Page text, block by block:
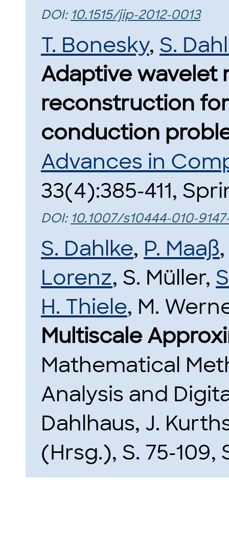
DOI: 10.1515/jip-2012-0013
T. Bonesky, S.
Adaptive wavelet
reconstruction
conduction
Advances in
33(4):385-411,
DOI: 10.1007/s10444-010-
S. Dahlke, P. Maaß
Lorenz, S. Müller,
H. Thiele, M.
Multiscale
Mathematical
Analysis and
Dahlhaus, J.
(Hrsg.), S. 75-